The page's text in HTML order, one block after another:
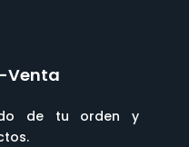
Venta
de tu orden y